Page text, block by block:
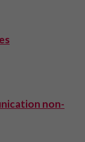
non-